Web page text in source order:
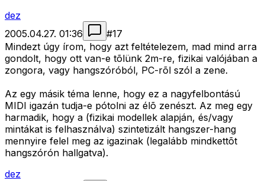
dez
2005.04.27. 01:36
#17
Mindezt úgy írom, hogy azt feltételezem, mad mind arra
gondolt, hogy ott van-e tõlünk 2m-re, fizikai valójában a
zongora, vagy hangszóróból, PC-rõl szól a zene.
Az egy másik téma lenne, hogy ez a nagyfelbontású
MIDI igazán tudja-e pótolni az élõ zenészt. Az meg egy
harmadik, hogy a (fizikai modellek alapján, és/vagy
mintákat is felhasználva) szintetizált hangszer-hang
mennyire felel meg az igazinak (legalább mindkettõt
hangszórón hallgatva).
dez